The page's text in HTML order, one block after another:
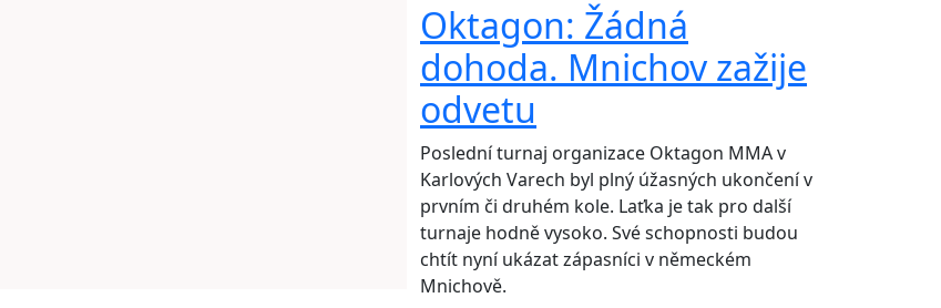
Oktagon: Žádná
dohoda. Mnichov zažije
odvetu
Poslední turnaj organizace Oktagon MMA v
Karlových Varech byl plný úžasných ukončení v
prvním či druhém kole. Laťka je tak pro další
turnaje hodně vysoko. Své schopnosti budou
chtít nyní ukázat zápasníci v německém
Mnichově.